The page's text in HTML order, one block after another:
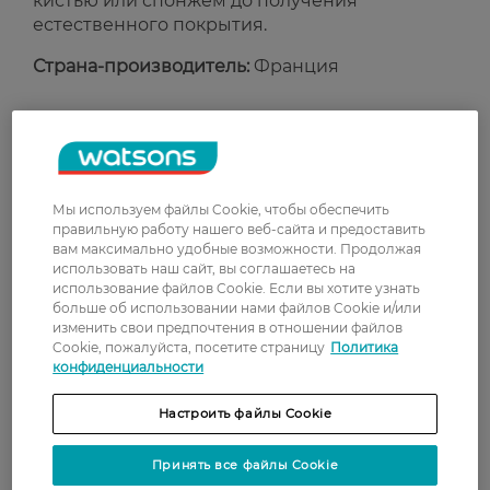
естественного покрытия.
Страна-производитель: Франция
0
З 0 відгуків
0 відгуків
Доставка
Новая почта
В отделение Новой почты - 99 грн, бесплатно
Мы используем файлы Cookie, чтобы обеспечить
правильную работу нашего веб-сайта и предоставить
вам максимально удобные возможности. Продолжая
использовать наш сайт, вы соглашаетесь на
использование файлов Cookie. Если вы хотите узнать
больше об использовании нами файлов Cookie и/или
изменить свои предпочтения в отношении файлов
Cookie, пожалуйста, посетите страницу Политика
конфиденциальности
Настроить файлы Cookie
Принять все файлы Cookie